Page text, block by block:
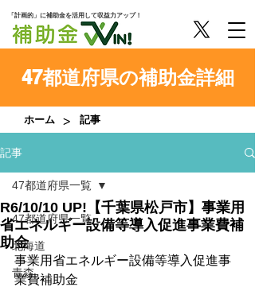
「計画的」に補助金を活用して収益力アップ！
47都道府県の補助金詳細
ホーム > 記事
記事
47都道府県一覧
北海道
青森
47都道府県一覧
R6/10/10 UP!【千葉県松戸市】事業用
省エネルギー設備等導入促進事業費補
助金
事業用省エネルギー設備等導入促進事
業費補助金